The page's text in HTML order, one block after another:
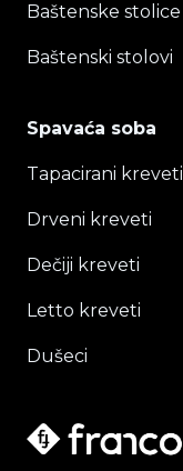
Baštenske stolice
Baštenski stolovi
Spavaća soba
Tapacirani kreveti
Drveni kreveti
Dečiji kreveti
Letto kreveti
Dušeci